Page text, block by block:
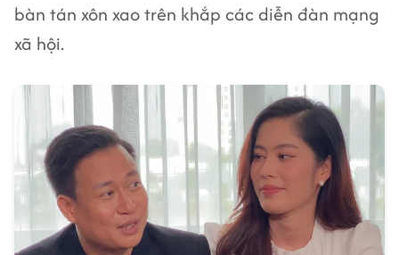
bàn tán xôn xao trên khắp các diễn đàn mạng
xã hội.